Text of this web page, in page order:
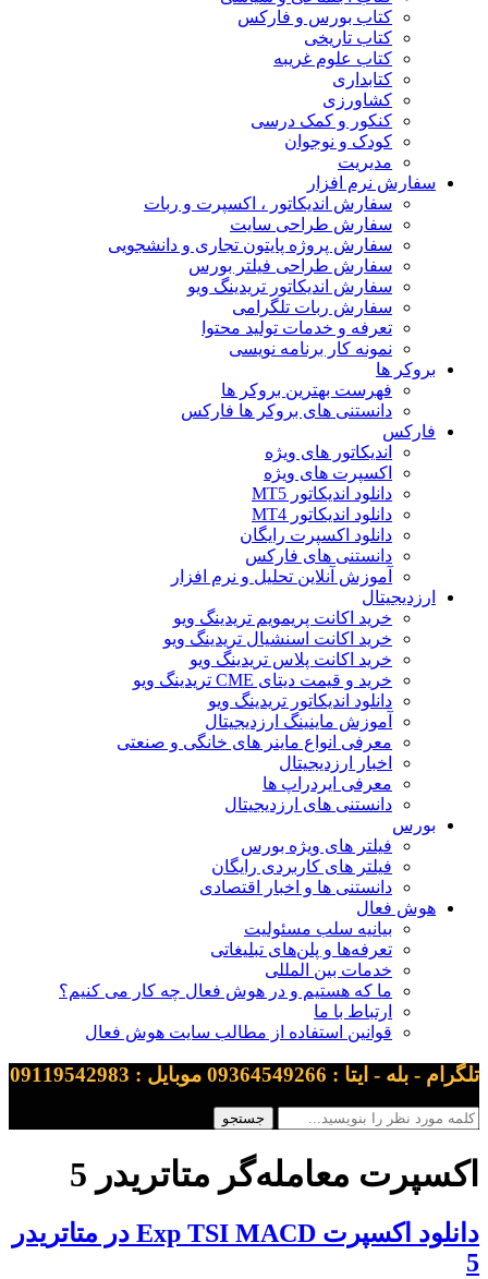
کتاب بورس و فارکس
کتاب تاریخی
کتاب علوم غریبه
کتابداری
کشاورزی
کنکور و کمک‌ درسی
کودک و نوجوان
مدیریت
سفارش نرم افزار
سفارش اندیکاتور ، اکسپرت و ربات
سفارش طراحی سایت
سفارش پروژه پایتون تجاری و دانشجویی
سفارش طراحی فیلتر بورس
سفارش اندیکاتور تریدینگ ویو
سفارش ربات تلگرامی
تعرفه و خدمات تولید محتوا
نمونه کار برنامه نویسی
بروکر ها
فهرست بهترین بروکر ها
دانستنی های بروکر ها فارکس
فارکس
اندیکاتور های ویژه
اکسپرت های ویژه
دانلود اندیکاتور MT5
دانلود اندیکاتور MT4
دانلود اکسپرت رایگان
دانستنی های فارکس
آموزش آنلاین تحلیل و نرم افزار
ارزدیجیتال
خرید اکانت پریمویم تریدینگ ویو
خرید اکانت اسنشیال تریدینگ ویو
خرید اکانت پلاس تریدینگ ویو
خرید و قیمت دیتای CME تریدینگ ویو
دانلود اندیکاتور تریدینگ ویو
آموزش ماینینگ ارزدیجیتال
معرفی انواع ماینر های خانگی و صنعتی
اخبار ارزدیجیتال
معرفی ایردراپ ها
دانستنی های ارزدیجیتال
بورس
فیلتر های ویژه بورس
فیلتر های کاربردی رایگان
دانستنی ها و اخبار اقتصادی
هوش فعال
بیانیه سلب مسئولیت
تعرفه‌ها و پلن‌های تبلیغاتی
خدمات بین المللی
ما که هستیم و در هوش فعال چه کار می کنیم؟
ارتباط با ما
قوانین استفاده از مطالب سایت هوش فعال
تلگرام - بله - ایتا : 09364549266 موبایل : 09119542983
اکسپرت معامله‌گر متاتریدر 5
دانلود اکسپرت Exp TSI MACD در متاتریدر
5